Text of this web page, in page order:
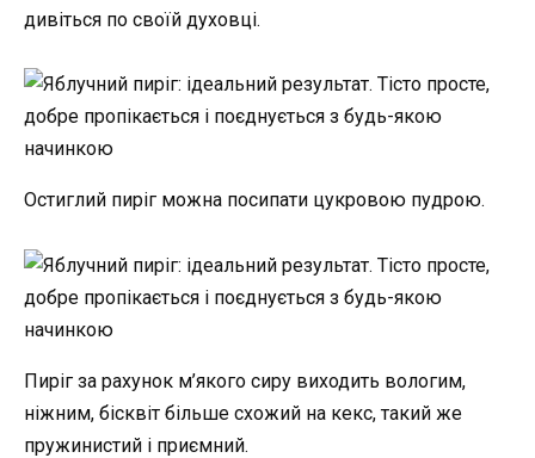
дивіться по своїй духовці.
Остиглий пиріг можна посипати цукровою пудрою.
Пиріг за рахунок м’якого сиру виходить вологим,
ніжним, бісквіт більше схожий на кекс, такий же
пружинистий і приємний.